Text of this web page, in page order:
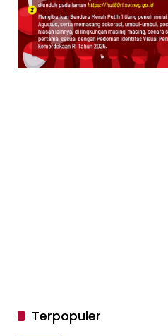
Terpopuler